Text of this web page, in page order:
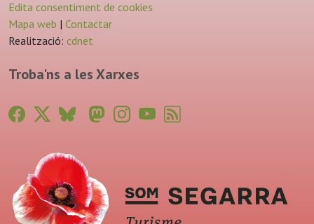
Edita consentiment de cookies
Mapa web | Contactar
Realització: cdnet
Troba'ns a les Xarxes